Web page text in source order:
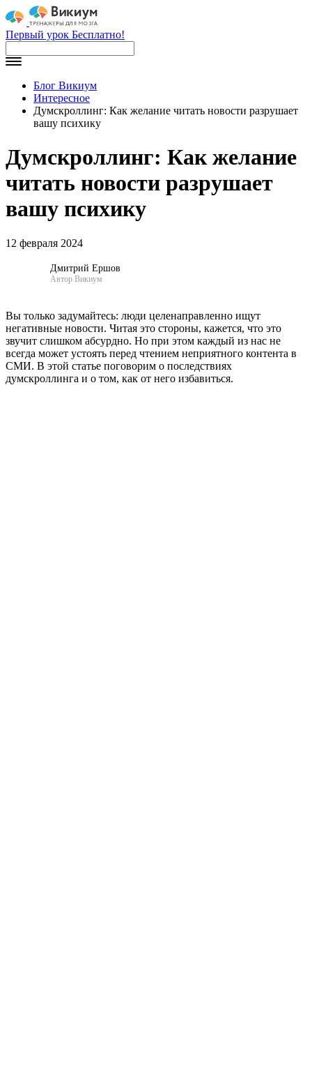
Первый урок Бесплатно!
Блог Викиум
Интересное
Думскроллинг: Как желание читать новости разрушает
вашу психику
Думскроллинг: Как желание
читать новости разрушает
вашу психику
12 февраля 2024
Дмитрий Ершов
Автор Викиум
Вы только задумайтесь: люди целенаправленно ищут
негативные новости. Читая это стороны, кажется, что это
звучит слишком абсурдно. Но при этом каждый из нас не
всегда может устоять перед чтением неприятного контента в
СМИ. В этой статье поговорим о последствиях
думскроллинга и о том, как от него избавиться.